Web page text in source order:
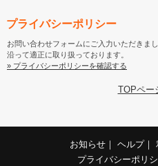
プライバシーポリシー
お問い合わせフォームにご入力いただきま
沿って適正に取り扱っております。
» プライバシーポリシーを確認する
TOPペ
お知らせ ヘルプ
プライバシーポリ